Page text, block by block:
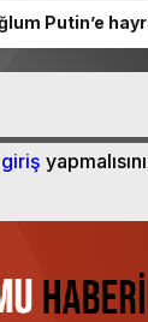
Putin’e
giriş